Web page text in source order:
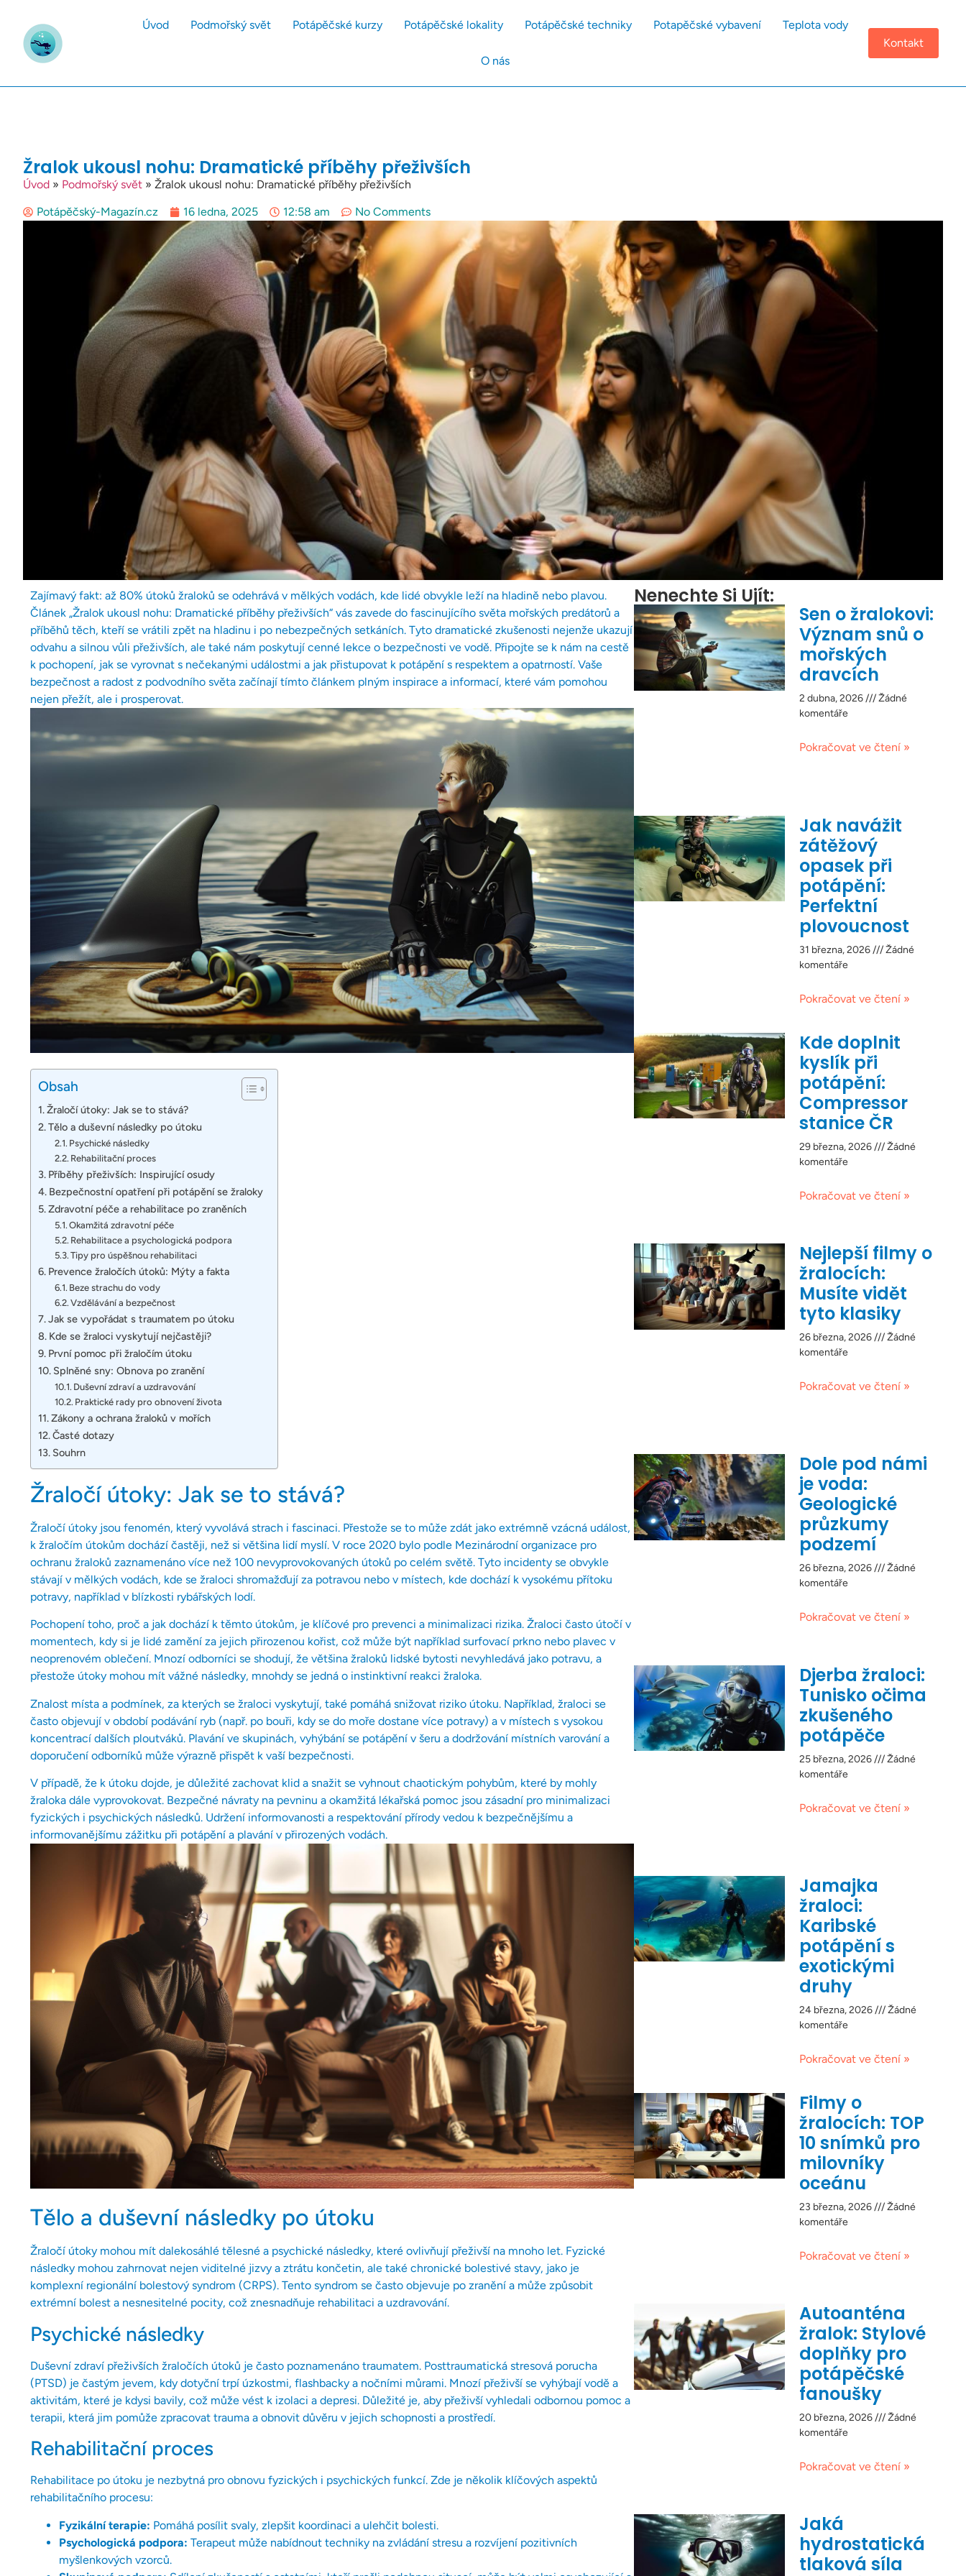
Úvod Podmořský svět Potápěčské kurzy Potápěčské lokality Potápěčské techniky Potapěčské vybavení Teplota vody
O nás
Kontakt
Žralok ukousl nohu: Dramatické příběhy přeživších
Úvod » Podmořský svět » Žralok ukousl nohu: Dramatické příběhy přeživších
Potápěčský-Magazín.cz 16 ledna, 2025 12:58 am No Comments
Zajímavý fakt: až 80% útoků žraloků se odehrává v mělkých vodách, kde lidé obvykle leží na hladině nebo plavou.
Článek „Žralok ukousl nohu: Dramatické příběhy přeživších“ vás zavede do fascinujícího světa mořských predátorů a
příběhů těch, kteří se vrátili zpět na hladinu i po nebezpečných setkáních. Tyto dramatické zkušenosti nejenže ukazují
odvahu a silnou vůli přeživších, ale také nám poskytují cenné lekce o bezpečnosti ve vodě. Připojte se k nám na cestě
k pochopení, jak se vyrovnat s nečekanými událostmi a jak přistupovat k potápění s respektem a opatrností. Vaše
bezpečnost a radost z podvodního světa začínají tímto článkem plným inspirace a informací, které vám pomohou
nejen přežít, ale i prosperovat.
Obsah
Žraločí útoky: Jak se to stává?
Tělo a duševní následky po útoku
Psychické následky
Rehabilitační proces
Příběhy přeživších: Inspirující osudy
Bezpečnostní opatření při potápění se žraloky
Zdravotní péče a rehabilitace po zraněních
Okamžitá zdravotní péče
Rehabilitace a psychologická podpora
Tipy pro úspěšnou rehabilitaci
Prevence žraločích útoků: Mýty a fakta
Beze strachu do vody
Vzdělávání a bezpečnost
Jak se vypořádat s traumatem po útoku
Kde se žraloci vyskytují nejčastěji?
První pomoc při žraločím útoku
Splněné sny: Obnova po zranění
Duševní zdraví a uzdravování
Praktické rady pro obnovení života
Zákony a ochrana žraloků v mořích
Časté dotazy
Souhrn
Žraločí útoky: Jak se to stává?
Žraločí útoky jsou fenomén, který vyvolává strach i fascinaci. Přestože se to může zdát jako extrémně vzácná událost,
k žraločím útokům dochází častěji, než si většina lidí myslí. V roce 2020 bylo podle Mezinárodní organizace pro
ochranu žraloků zaznamenáno více než 100 nevyprovokovaných útoků po celém světě. Tyto incidenty se obvykle
stávají v mělkých vodách, kde se žraloci shromažďují za potravou nebo v místech, kde dochází k vysokému přítoku
potravy, například v blízkosti rybářských lodí.
Pochopení toho, proč a jak dochází k těmto útokům, je klíčové pro prevenci a minimalizaci rizika. Žraloci často útočí v
momentech, kdy si je lidé zamění za jejich přirozenou kořist, což může být například surfovací prkno nebo plavec v
neoprenovém oblečení. Mnozí odborníci se shodují, že většina žraloků lidské bytosti nevyhledává jako potravu, a
přestože útoky mohou mít vážné následky, mnohdy se jedná o instinktivní reakci žraloka.
Znalost místa a podmínek, za kterých se žraloci vyskytují, také pomáhá snižovat riziko útoku. Například, žraloci se
často objevují v období podávání ryb (např. po bouři, kdy se do moře dostane více potravy) a v místech s vysokou
koncentrací dalších ploutváků. Plavání ve skupinách, vyhýbání se potápění v šeru a dodržování místních varování a
doporučení odborníků může výrazně přispět k vaší bezpečnosti.
V případě, že k útoku dojde, je důležité zachovat klid a snažit se vyhnout chaotickým pohybům, které by mohly
žraloka dále vyprovokovat. Bezpečné návraty na pevninu a okamžitá lékařská pomoc jsou zásadní pro minimalizaci
fyzických i psychických následků. Udržení informovanosti a respektování přírody vedou k bezpečnějšímu a
informovanějšímu zážitku při potápění a plavání v přirozených vodách.
Tělo a duševní následky po útoku
Žraločí útoky mohou mít dalekosáhlé tělesné a psychické následky, které ovlivňují přeživší na mnoho let. Fyzické
následky mohou zahrnovat nejen viditelné jizvy a ztrátu končetin, ale také chronické bolestivé stavy, jako je
komplexní regionální bolestový syndrom (CRPS). Tento syndrom se často objevuje po zranění a může způsobit
extrémní bolest a nesnesitelné pocity, což znesnadňuje rehabilitaci a uzdravování.
Psychické následky
Duševní zdraví přeživších žraločích útoků je často poznamenáno traumatem. Posttraumatická stresová porucha
(PTSD) je častým jevem, kdy dotyční trpí úzkostmi, flashbacky a nočními můrami. Mnozí přeživší se vyhýbají vodě a
aktivitám, které je kdysi bavily, což může vést k izolaci a depresi. Důležité je, aby přeživší vyhledali odbornou pomoc a
terapii, která jim pomůže zpracovat trauma a obnovit důvěru v jejich schopnosti a prostředí.
Rehabilitační proces
Rehabilitace po útoku je nezbytná pro obnovu fyzických i psychických funkcí. Zde je několik klíčových aspektů
rehabilitačního procesu:
Fyzikální terapie: Pomáhá posílit svaly, zlepšit koordinaci a ulehčit bolesti.
Psychologická podpora: Terapeut může nabídnout techniky na zvládání stresu a rozvíjení pozitivních
myšlenkových vzorců.
Nenechte Si Ujít:
Sen o žralokovi:
Význam snů o
mořských
dravcích
2 dubna, 2026
Žádné
komentáře
Pokračovat ve čtení »
Jak navážit
zátěžový
opasek při
potápění:
Perfektní
plovoucnost
31 března, 2026
Žádné
komentáře
Pokračovat ve čtení »
Kde doplnit
kyslík při
potápění:
Compressor
stanice ČR
29 března, 2026
Žádné
komentáře
Pokračovat ve čtení »
Nejlepší filmy o
žralocích:
Musíte vidět
tyto klasiky
26 března, 2026
Žádné
komentáře
Pokračovat ve čtení »
Dole pod námi
je voda:
Geologické
průzkumy
podzemí
26 března, 2026
Žádné
komentáře
Pokračovat ve čtení »
Djerba žraloci:
Tunisko očima
zkušeného
potápěče
25 března, 2026
Žádné
komentáře
Pokračovat ve čtení »
Jamajka
žraloci:
Karibské
potápění s
exotickými
druhy
24 března, 2026
Žádné
komentáře
Pokračovat ve čtení »
Filmy o
žralocích: TOP
10 snímků pro
milovníky
oceánu
23 března, 2026
Žádné
komentáře
Pokračovat ve čtení »
Autoanténa
žralok: Stylové
doplňky pro
potápěčské
fanoušky
20 března, 2026
Žádné
komentáře
Pokračovat ve čtení »
Jaká
hydrostatická
tlaková síla